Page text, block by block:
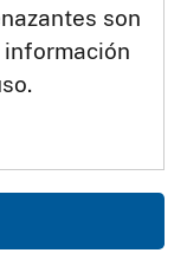
son
información